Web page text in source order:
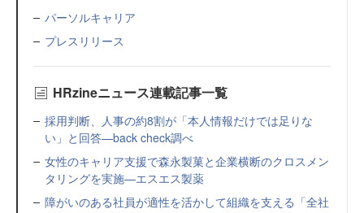
パーソルキャリア
プレスリリース
HRzineニュース連載記事一覧
採用判断、人事の約8割が「本人情報だけでは足りな
い」と回答—back check調べ
女性のキャリア支援で森永製菓と企業横断のクロスメン
タリングを実施—エスエス製薬
障がいのある社員が適性を活かして組織を支える「全社